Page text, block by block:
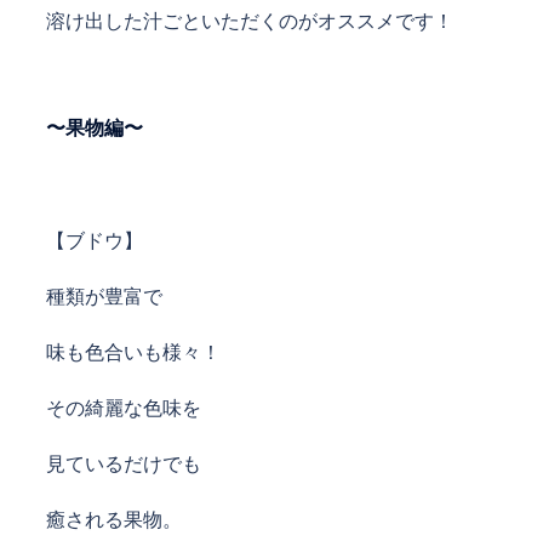
溶け出した汁ごといただくのがオススメです！
〜果物編〜
【ブドウ】
種類が豊富で
味も色合いも様々！
その綺麗な色味を
見ているだけでも
癒される果物。